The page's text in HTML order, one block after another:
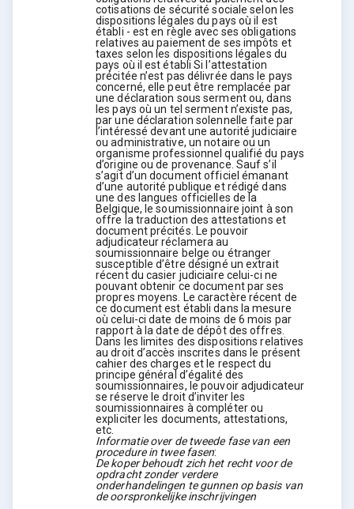
cotisations de sécurité sociale selon les
dispositions légales du pays où il est
établi - est en règle avec ses obligations
relatives au paiement de ses impôts et
taxes selon les dispositions légales du
pays où il est établi Si l’attestation
précitée n’est pas délivrée dans le pays
concerné, elle peut être remplacée par
une déclaration sous serment ou, dans
les pays où un tel serment n’existe pas,
par une déclaration solennelle faite par
l’intéressé devant une autorité judiciaire
ou administrative, un notaire ou un
organisme professionnel qualifié du pays
d’origine ou de provenance. Sauf s’il
s’agit d’un document officiel émanant
d’une autorité publique et rédigé dans
une des langues officielles de la
Belgique, le soumissionnaire joint à son
offre la traduction des attestations et
document précités. Le pouvoir
adjudicateur réclamera au
soumissionnaire belge ou étranger
susceptible d’être désigné un extrait
récent du casier judiciaire celui-ci ne
pouvant obtenir ce document par ses
propres moyens. Le caractère récent de
ce document est établi dans la mesure
où celui-ci date de moins de 6 mois par
rapport à la date de dépôt des offres.
Dans les limites des dispositions relatives
au droit d’accès inscrites dans le présent
cahier des charges et le respect du
principe général d’égalité des
soumissionnaires, le pouvoir adjudicateur
se réserve le droit d’inviter les
soumissionnaires à compléter ou
expliciter les documents, attestations,
etc.
Informatie over de tweede fase van een
procedure in twee fasen:
De koper behoudt zich het recht voor de
opdracht zonder verdere
onderhandelingen te gunnen op basis van
de oorspronkelijke inschrijvingen